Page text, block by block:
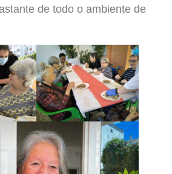
de todo o ambiente de